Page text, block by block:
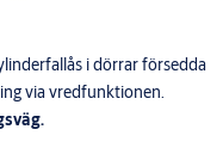
i dörrar försedda
via vredfunktionen.